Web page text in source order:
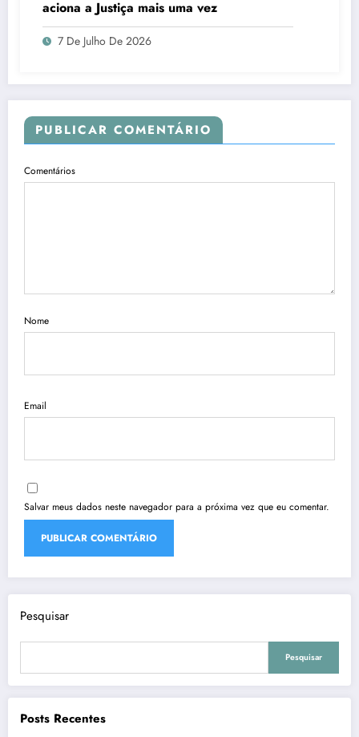
aciona a Justiça mais uma vez
7 De Julho De 2026
PUBLICAR COMENTÁRIO
Comentários
Nome
Email
Salvar meus dados neste navegador para a próxima vez que eu comentar.
Pesquisar
Pesquisar
Posts Recentes